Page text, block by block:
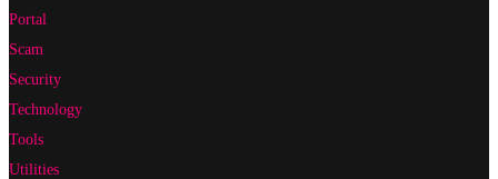
Portal
Scam
Security
Technology
Tools
Utilities